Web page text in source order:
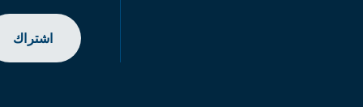
اشتراك